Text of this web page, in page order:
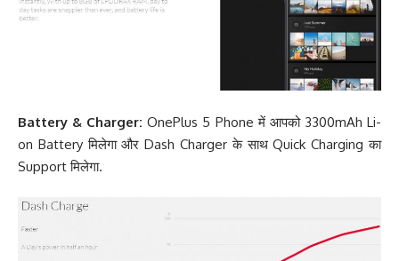
Battery & Charger: OnePlus 5 Phone में आपको 3300mAh Li-
on Battery मिलेगा और Dash Charger के साथ Quick Charging का
Support मिलेगा.